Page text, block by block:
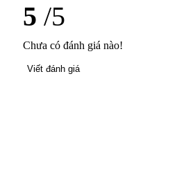
5 /5
Chưa có đánh giá nào!
Viết đánh giá